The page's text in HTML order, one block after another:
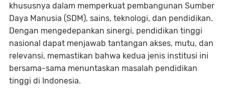
khususnya dalam memperkuat pembangunan Sumber
Daya Manusia (SDM), sains, teknologi, dan pendidikan.
Dengan mengedepankan sinergi, pendidikan tinggi
nasional dapat menjawab tantangan akses, mutu, dan
relevansi, memastikan bahwa kedua jenis institusi ini
bersama-sama menuntaskan masalah pendidikan
tinggi di Indonesia.